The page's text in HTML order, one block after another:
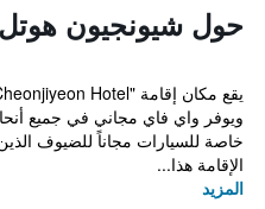
حول شيونجيون هوتل
ويوفر واي فاي مجاني في جميع
خاصة للسيارات مجاناً للضيوف
الإقامة هذا...
المزيد